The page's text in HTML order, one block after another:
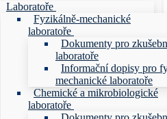
Laboratoře
Fyzikálně-mechanické
laboratoře
Dokumenty pro
laboratoře
Informační dopisy pro
mechanické laboratoře
Chemické a mikrobiologické
laboratoře